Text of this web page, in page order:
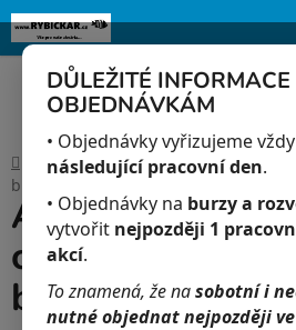
DŮLEŽITÉ INFORMACE
OBJEDNÁVKÁM
• Objednávky vyřizujeme vždy
následující pracovní den.
• Objednávky na burzy a
vytvořit nejpozději 1
akcí.
To znamená, že nasobotní i
nutné objednat nejpozději
Upozorňujeme, že uvedená skladová
lišit podle aktuálních objednávek a prodeje
obsah
DomůAkvaristika / Arowana dvojvousá 7-
bicirrhosum
Arowana
cm -
bicirrhosum